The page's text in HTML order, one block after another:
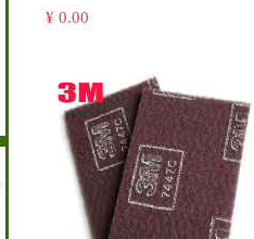
理，使用时可直接把吸附棉片放在液
吸附棉条适用于泄漏控制，常用于泄
漏频发区的溢漏围堵，及泄漏液体的
圈围控制；
吸附棉枕是清理废料槽、冷却剂箱、
储液器以及集水井的理想产品；
¥ 0.00